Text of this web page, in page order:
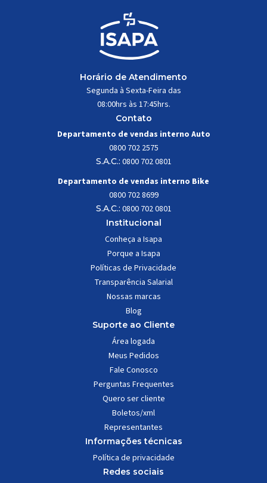
Horário de Atendimento
Segunda à Sexta-Feira das
08:00hrs às 17:45hrs.
Contato
Departamento de vendas interno Auto
0800 702 2575
S.A.C.: 0800 702 0801
Departamento de vendas interno Bike
0800 702 8699
S.A.C.: 0800 702 0801
Institucional
Conheça a Isapa
Porque a Isapa
Políticas de Privacidade
Transparência Salarial
Nossas marcas
Blog
Suporte ao Cliente
Área logada
Meus Pedidos
Fale Conosco
Perguntas Frequentes
Quero ser cliente
Boletos/xml
Representantes
Informações técnicas
Política de privacidade
Redes sociais